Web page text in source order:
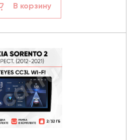
В корзину